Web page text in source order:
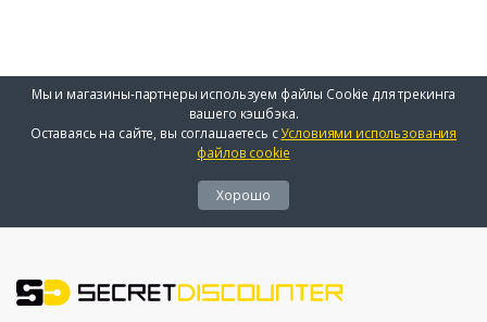
Мы и магазины-партнеры используем файлы Cookie для трекинга
вашего кэшбэка.
Оставаясь на сайте, вы соглашаетесь сУсловиями использования
файлов cookie
Хорошо